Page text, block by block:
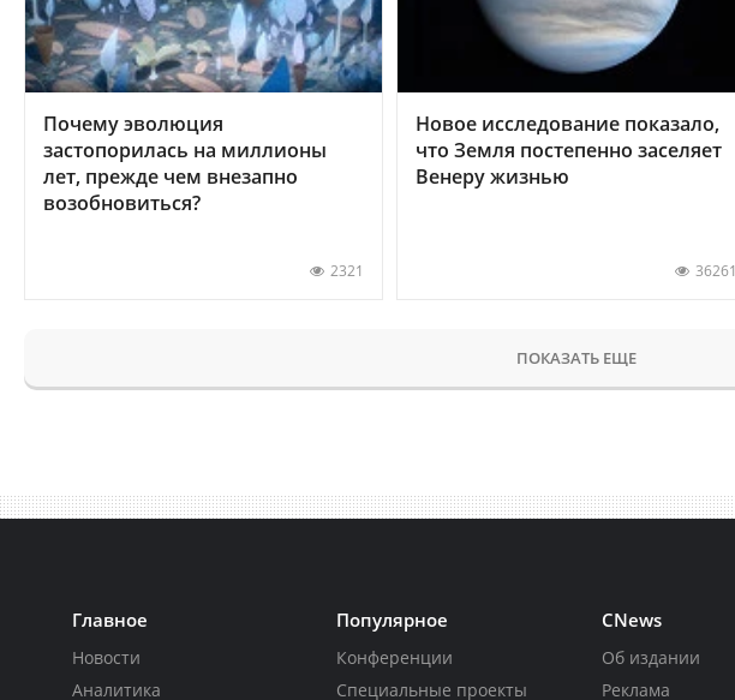
Почему эволюция
застопорилась на миллионы
лет, прежде чем внезапно
возобновиться?
2321
Новое исследование показало,
что Земля постепенно заселяет
Венеру жизнью
36261
ПОКАЗАТЬ ЕЩЕ
Главное
Новости
Аналитика
Популярное
Конференции
Специальные проекты
CNews
Об издании
Реклама